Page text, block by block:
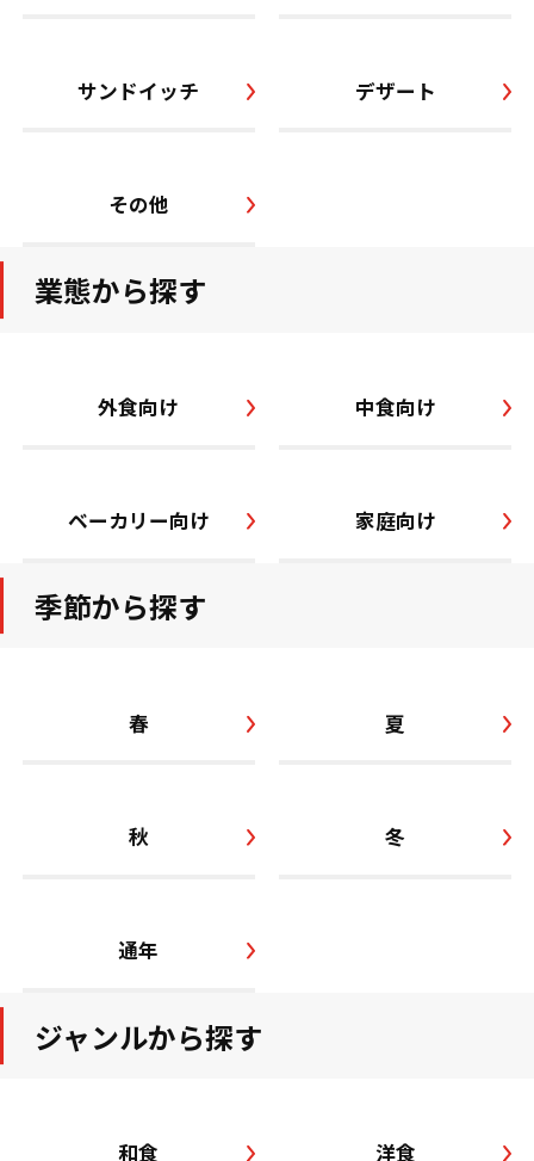
サンドイッチ デザート
その他
業態から探す
外食向け 中食向け
ベーカリー向け 家庭向け
季節から探す
春 夏
秋 冬
通年
ジャンルから探す
和食 洋食